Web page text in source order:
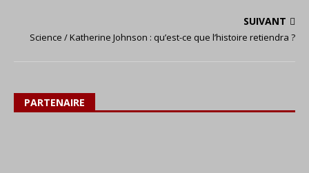
SUIVANT
Science / Katherine Johnson : qu’est-ce que l’histoire retiendra ?
PARTENAIRE